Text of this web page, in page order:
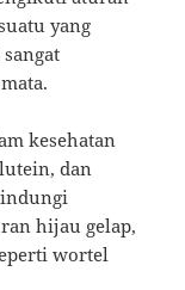
yang
kesehatan
dan
hijau gelap,
wortel